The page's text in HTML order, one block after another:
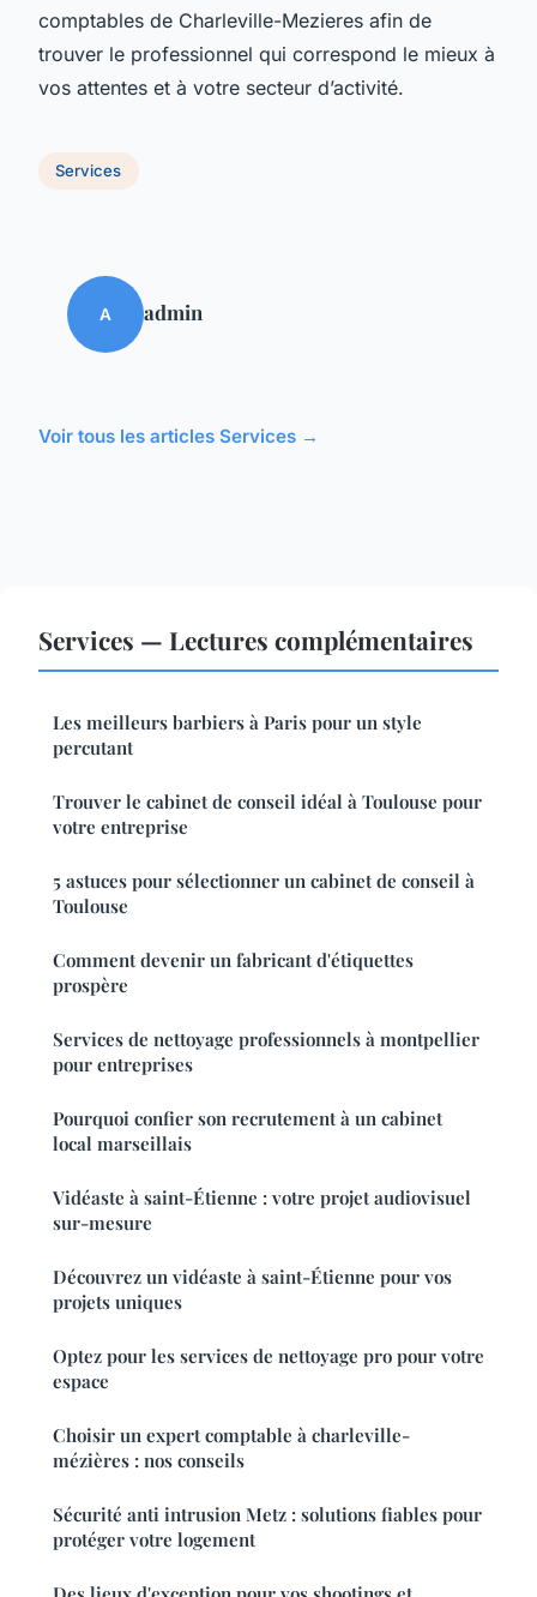
comptables de Charleville-Mezieres afin de
trouver le professionnel qui correspond le mieux à
vos attentes et à votre secteur d’activité.
Services
A admin
Voir tous les articles Services →
Services — Lectures complémentaires
Les meilleurs barbiers à Paris pour un style
percutant
Trouver le cabinet de conseil idéal à Toulouse pour
votre entreprise
5 astuces pour sélectionner un cabinet de conseil à
Toulouse
Comment devenir un fabricant d'étiquettes
prospère
Services de nettoyage professionnels à montpellier
pour entreprises
Pourquoi confier son recrutement à un cabinet
local marseillais
Vidéaste à saint-Étienne : votre projet audiovisuel
sur-mesure
Découvrez un vidéaste à saint-Étienne pour vos
projets uniques
Optez pour les services de nettoyage pro pour votre
espace
Choisir un expert comptable à charleville-
mézières : nos conseils
Sécurité anti intrusion Metz : solutions fiables pour
protéger votre logement